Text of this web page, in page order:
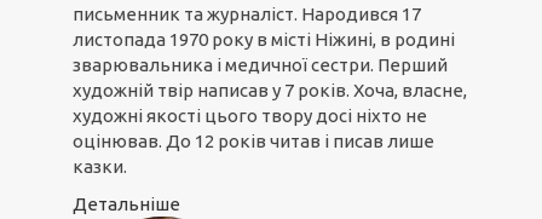
письменник та журналіст. Народився 17
листопада 1970 року в місті Ніжині, в родині
зварювальника і медичної сестри. Перший
художній твір написав у 7 років. Хоча, власне,
художні якості цього твору досі ніхто не
оцінював. До 12 років читав і писав лише
казки.
Детальніше